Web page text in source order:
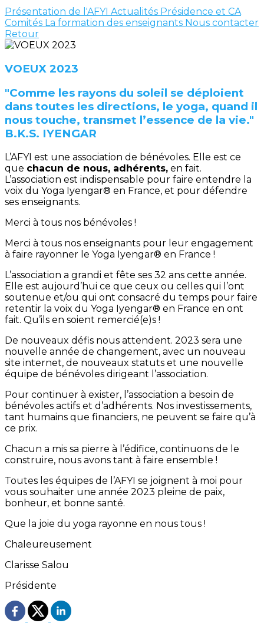
Présentation de l'AFYI Actualités Présidence et CA
Comités La formation des enseignants Nous contacter
Retour
VOEUX 2023
"Comme les rayons du soleil se déploient
dans toutes les directions, le yoga, quand il
nous touche, transmet l’essence de la vie."
B.K.S. IYENGAR
L’AFYI est une association de bénévoles. Elle est ce
que chacun de nous, adhérents, en fait.
L’association est indispensable pour faire entendre la
voix du Yoga Iyengar® en France, et pour défendre
ses enseignants.
Merci à tous nos bénévoles !
Merci à tous nos enseignants pour leur engagement
à faire rayonner le Yoga Iyengar® en France !
L’association a grandi et fête ses 32 ans cette année.
Elle est aujourd’hui ce que ceux ou celles qui l’ont
soutenue et/ou qui ont consacré du temps pour faire
retentir la voix du Yoga Iyengar® en France en ont
fait. Qu’ils en soient remercié(e)s !
De nouveaux défis nous attendent. 2023 sera une
nouvelle année de changement, avec un nouveau
site internet, de nouveaux statuts et une nouvelle
équipe de bénévoles dirigeant l’association.
Pour continuer à exister, l’association a besoin de
bénévoles actifs et d’adhérents. Nos investissements,
tant humains que financiers, ne peuvent se faire qu’à
ce prix.
Chacun a mis sa pierre à l’édifice, continuons de le
construire, nous avons tant à faire ensemble !
Toutes les équipes de l’AFYI se joignent à moi pour
vous souhaiter une année 2023 pleine de paix,
bonheur, et bonne santé.
Que la joie du yoga rayonne en nous tous !
Chaleureusement
Clarisse Salou
Présidente